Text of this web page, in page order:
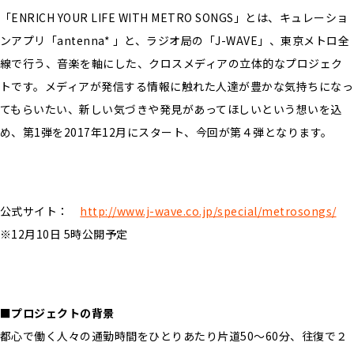
「ENRICH YOUR LIFE WITH METRO SONGS」とは、キュレーショ
ンアプリ「antenna* 」と、ラジオ局の「J-WAVE」、東京メトロ全
線で行う、音楽を軸にした、クロスメディアの立体的なプロジェク
トです。メディアが発信する情報に触れた人達が豊かな気持ちになっ
てもらいたい、新しい気づきや発見があってほしいという想いを込
め、第1弾を2017年12月にスタート、今回が第４弾となります。
公式サイト： http://www.j-wave.co.jp/special/metrosongs/
※12月10日 5時公開予定
■プロジェクトの背景
都心で働く人々の通勤時間をひとりあたり片道50〜60分、往復で２